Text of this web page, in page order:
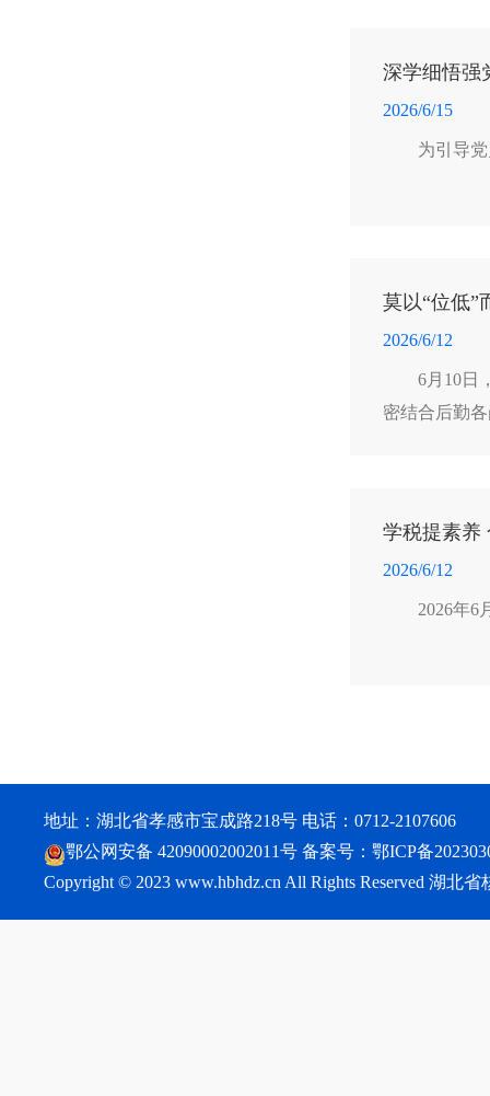
深学细悟强
2026/6/15
为引导
莫以“位低”
2026/6/12
6月10日
密结合后勤
学税提素养
2026/6/12
2026年6
地址：湖北省孝感市宝成路218号 电话：0712-2107606
鄂公网安备 42090002002011号 备案号： 鄂ICP备
Copyright © 2023 www.hbhdz.cn All Rights Reserved 湖北